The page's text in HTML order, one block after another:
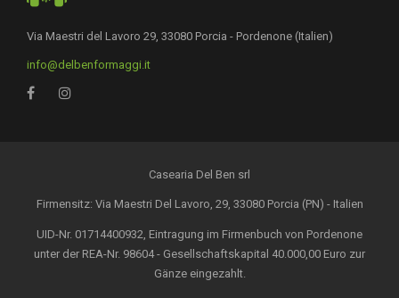
Via Maestri del Lavoro 29, 33080 Porcia - Pordenone (Italien)
info@delbenformaggi.it
Casearia Del Ben srl
Firmensitz: Via Maestri Del Lavoro, 29, 33080 Porcia (PN) - Italien
UID-Nr. 01714400932, Eintragung im Firmenbuch von Pordenone
unter der REA-Nr. 98604 - Gesellschaftskapital 40.000,00 Euro zur
Gänze eingezahlt.